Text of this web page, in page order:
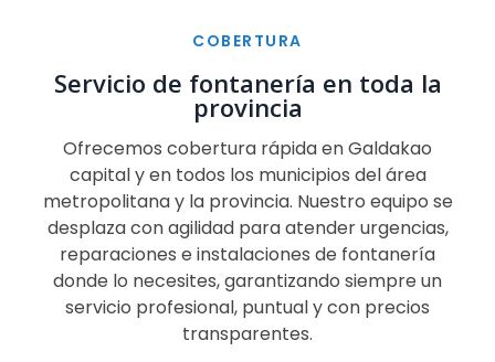
COBERTURA
Servicio de fontanería en toda la
provincia
Ofrecemos cobertura rápida en Galdakao
capital y en todos los municipios del área
metropolitana y la provincia. Nuestro equipo se
desplaza con agilidad para atender urgencias,
reparaciones e instalaciones de fontanería
donde lo necesites, garantizando siempre un
servicio profesional, puntual y con precios
transparentes.